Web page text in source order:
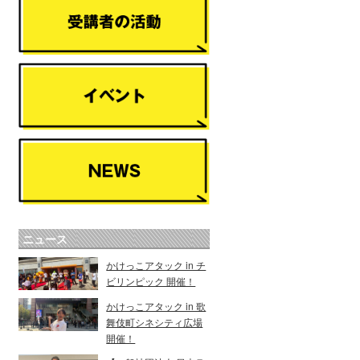
ニュース
かけっこアタック in チ
ビリンピック 開催！
かけっこアタック in 歌
舞伎町シネシティ広場
開催！